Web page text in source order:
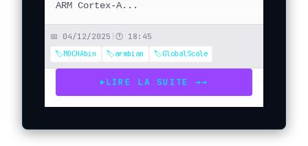
ARM Cortex-A...
📅 04/12/2025 | 🕐 18:45
🏷️MOCHAbin
🏷️armbian 🏷️GlobalScale
▶LIRE LA SUITE →→